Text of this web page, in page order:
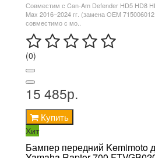
Совместим с Can-Am Defender HD5 HD8
Max 2016–2024 гг. (замена OEM
совместимо с мо..
(0)
15 485р.
Купить
Хит
Бампер передний Kemimoto